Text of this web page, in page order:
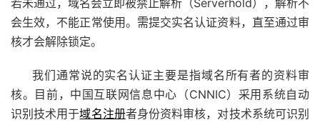
若未通过，域名会立即被禁止解析（Serverhold），解析不
会生效，不能正常使用。需提交实名认证资料，直至通过审
核才会解除锁定。
我们通常说的实名认证主要是指域名所有者的资料审
核。目前，中国互联网信息中心（CNNIC）采用系统自动
识别技术用于域名注册者身份资料审核，对技术系统可识别